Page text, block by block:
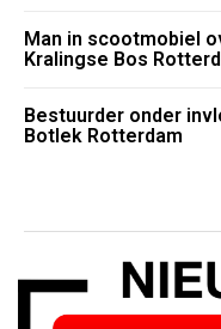
Man in scootmobiel
Kralingse Bos
Bestuurder onder
Botlek Rotterdam